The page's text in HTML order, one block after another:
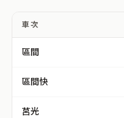
車次
區間
區間快
莒光